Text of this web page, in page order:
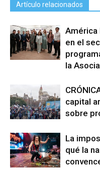
Artículo relacionados
América
en el
la
capital
sobre
La
qué la